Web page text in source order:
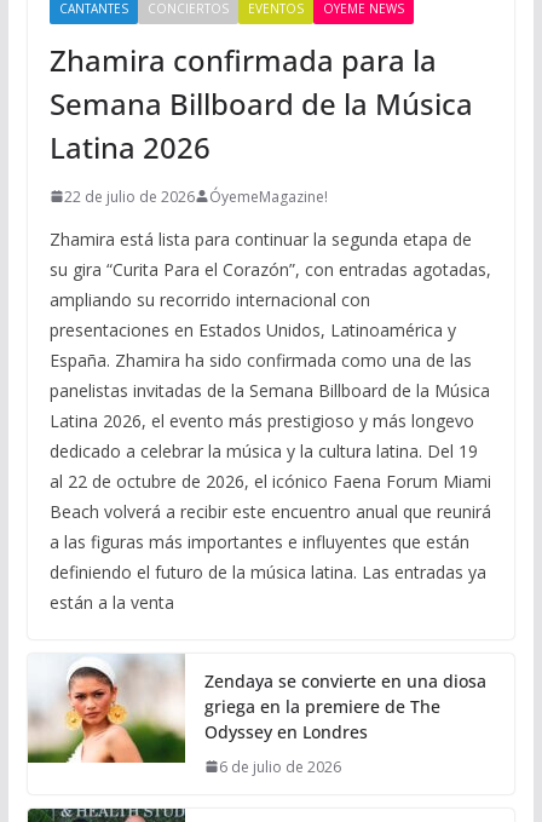
CANTANTES CONCIERTOS EVENTOS OYEME NEWS
Zhamira confirmada para la
Semana Billboard de la Música
Latina 2026
22 de julio de 2026 ÓyemeMagazine!
Zhamira está lista para continuar la segunda etapa de
su gira “Curita Para el Corazón”, con entradas agotadas,
ampliando su recorrido internacional con
presentaciones en Estados Unidos, Latinoamérica y
España. Zhamira ha sido confirmada como una de las
panelistas invitadas de la Semana Billboard de la Música
Latina 2026, el evento más prestigioso y más longevo
dedicado a celebrar la música y la cultura latina. Del 19
al 22 de octubre de 2026, el icónico Faena Forum Miami
Beach volverá a recibir este encuentro anual que reunirá
a las figuras más importantes e influyentes que están
definiendo el futuro de la música latina. Las entradas ya
están a la venta
Zendaya se convierte en una diosa
griega en la premiere de The
Odyssey en Londres
6 de julio de 2026